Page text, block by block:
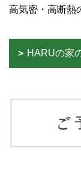
高気密・高断熱
HARUの家